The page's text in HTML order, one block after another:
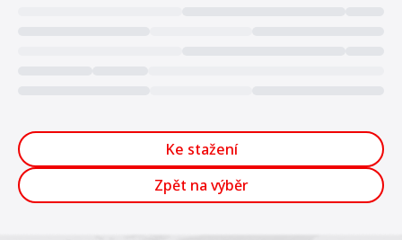
Ke stažení
Zpět na výběr